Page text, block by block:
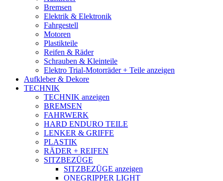
Bremsen
Elektrik & Elektronik
Fahrgestell
Motoren
Plastikteile
Reifen & Räder
Schrauben & Kleinteile
Elektro Trial-Motorräder + Teile anzeigen
Aufkleber & Dekore
TECHNIK
TECHNIK anzeigen
BREMSEN
FAHRWERK
HARD ENDURO TEILE
LENKER & GRIFFE
PLASTIK
RÄDER + REIFEN
SITZBEZÜGE
SITZBEZÜGE anzeigen
ONEGRIPPER LIGHT